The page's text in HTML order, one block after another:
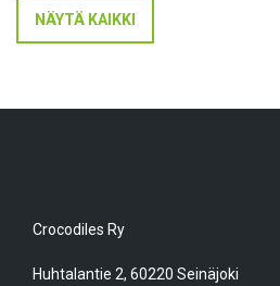
NÄYTÄ KAIKKI
Crocodiles Ry
Huhtalantie 2, 60220 Seinäjoki